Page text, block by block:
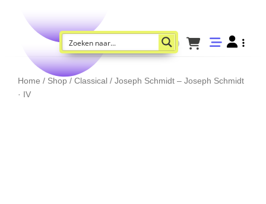
Home / Shop / Classical / Joseph Schmidt – Joseph Schmidt
· IV